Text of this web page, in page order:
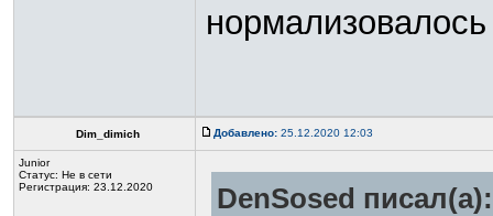
Dim_dimich Добавлено: 25.12.2020 12:03
Junior
Статус: Не в сети
Регистрация: 23.12.2020
DenSosed писал(а):